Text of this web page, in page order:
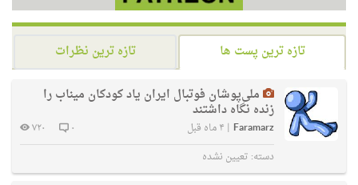
تازه ترین پست ها
تازه ترین نظرات
ملی‌پوشان فوتبال ایران یاد کودکان میناب را
زنده نگاه داشتند
Faramarz
| ۴ ماه قبل ۰
۷۲۰
دسته: تعیین نشده